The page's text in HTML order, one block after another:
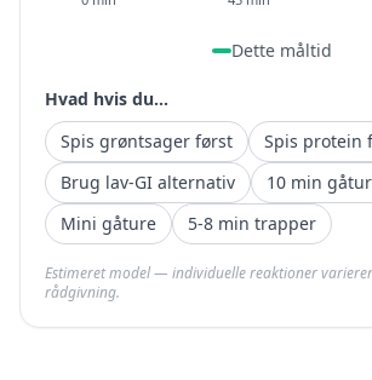
Dette måltid
Hvad hvis du...
Spis grøntsager først
Spis protein
Brug lav-GI alternativ
10 min
Mini gåture
5-8 min trapper
Estimeret model — individuelle reaktioner
rådgivning.